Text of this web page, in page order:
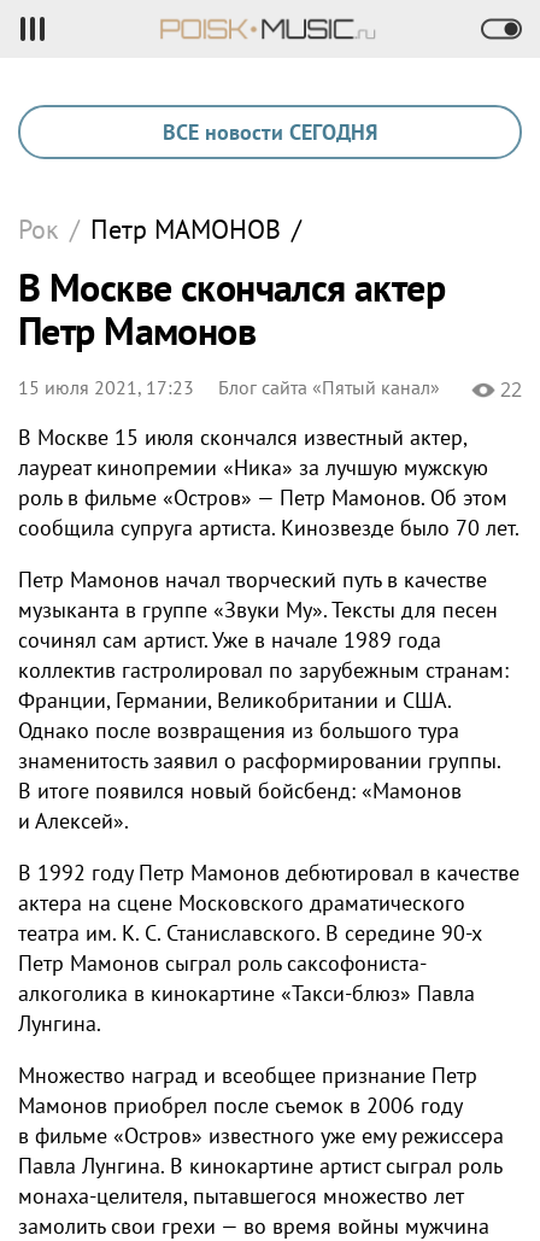
ВСЕ новости СЕГОДНЯ
Рок / Петр МАМОНОВ /
В Москве скончался актер
Петр Мамонов
15 июля 2021, 17:23 Блог сайта «Пятый канал» 22
В Москве 15 июля скончался известный актер,
лауреат кинопремии «Ника» за лучшую мужскую
роль в фильме «Остров» — Петр Мамонов. Об этом
сообщила супруга артиста. Кинозвезде было 70 лет.
Петр Мамонов начал творческий путь в качестве
музыканта в группе «Звуки Му». Тексты для песен
сочинял сам артист. Уже в начале 1989 года
коллектив гастролировал по зарубежным странам:
Франции, Германии, Великобритании и США.
Однако после возвращения из большого тура
знаменитость заявил о расформировании группы.
В итоге появился новый бойсбенд: «Мамонов
и Алексей».
В 1992 году Петр Мамонов дебютировал в качестве
актера на сцене Московского драматического
театра им. К. С. Станиславского. В середине 90-х
Петр Мамонов сыграл роль саксофониста-
алкоголика в кинокартине «Такси-блюз» Павла
Лунгина.
Множество наград и всеобщее признание Петр
Мамонов приобрел после съемок в 2006 году
в фильме «Остров» известного уже ему режиссера
Павла Лунгина. В кинокартине артист сыграл роль
монаха-целителя, пытавшегося множество лет
замолить свои грехи — во время войны мужчина